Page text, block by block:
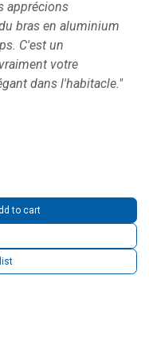
apprécions
bras en aluminium
C'est un
votre
dans l'habitacle."
to cart